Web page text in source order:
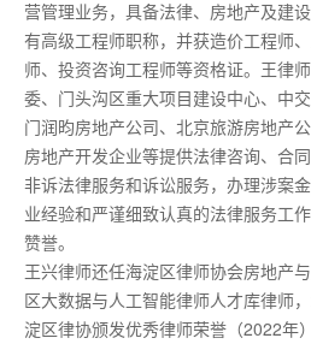
营管理业务，具备法律、房地产及建
有高级工程师职称，并获造价工程师
师、投资咨询工程师等资格证。王律
委、门头沟区重大项目建设中心、中
门润昀房地产公司、北京旅游房地产
房地产开发企业等提供法律咨询、合
非诉法律服务和诉讼服务，办理涉案
业经验和严谨细致认真的法律服务工
赞誉。
王兴律师还任海淀区律师协会房地产
区大数据与人工智能律师人才库律师
淀区律协颁发优秀律师荣誉（2022年）